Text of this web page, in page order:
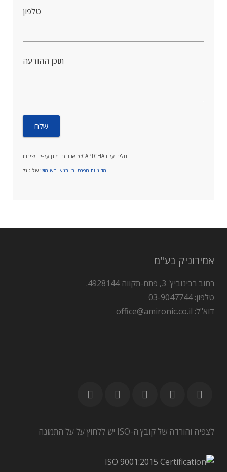
טלפון
תוכן ההודעה
אתר זה מוגן על-ידי שירות reCAPTCHA וחלים עליו
מדיניות הפרטיות ותנאי השימוש של גוגל.
אמירוניק בע"מ
רחוב רבינוביץ' 3, פתח-תקווה 4928144.
טלפון: 03-9047744
דוא"ל: office@amironic.co.il
לצפיה והורדה של קובץ ה-ISO יש ללחוץ על על התמונה